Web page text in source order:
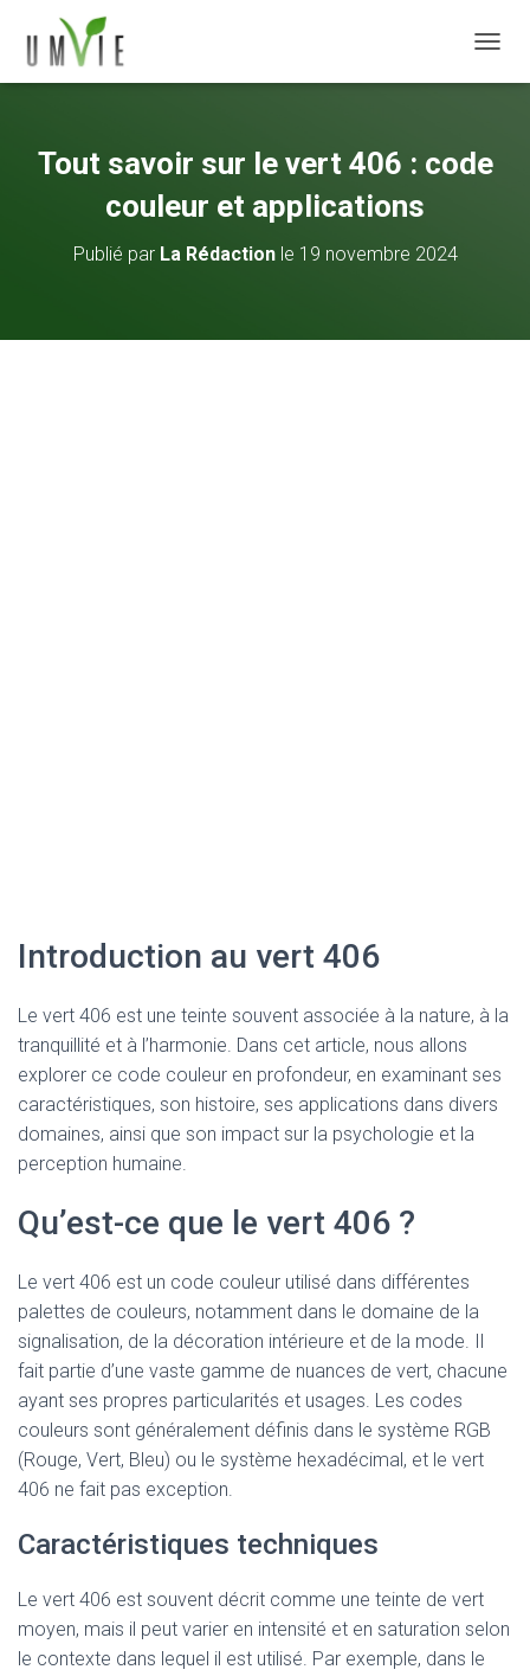
Tout savoir sur le vert 406 : code
couleur et applications
Publié par La Rédactionle 19 novembre 2024
Introduction au vert 406
Le vert 406 est une teinte souvent associée à la nature, à la
tranquillité et à l’harmonie. Dans cet article, nous allons
explorer ce code couleur en profondeur, en examinant ses
caractéristiques, son histoire, ses applications dans divers
domaines, ainsi que son impact sur la psychologie et la
perception humaine.
Qu’est-ce que le vert 406 ?
Le vert 406 est un code couleur utilisé dans différentes
palettes de couleurs, notamment dans le domaine de la
signalisation, de la décoration intérieure et de la mode. Il
fait partie d’une vaste gamme de nuances de vert, chacune
ayant ses propres particularités et usages. Les codes
couleurs sont généralement définis dans le système RGB
(Rouge, Vert, Bleu) ou le système hexadécimal, et le vert
406 ne fait pas exception.
Caractéristiques techniques
Le vert 406 est souvent décrit comme une teinte de vert
moyen, mais il peut varier en intensité et en saturation selon
le contexte dans lequel il est utilisé. Par exemple, dans le